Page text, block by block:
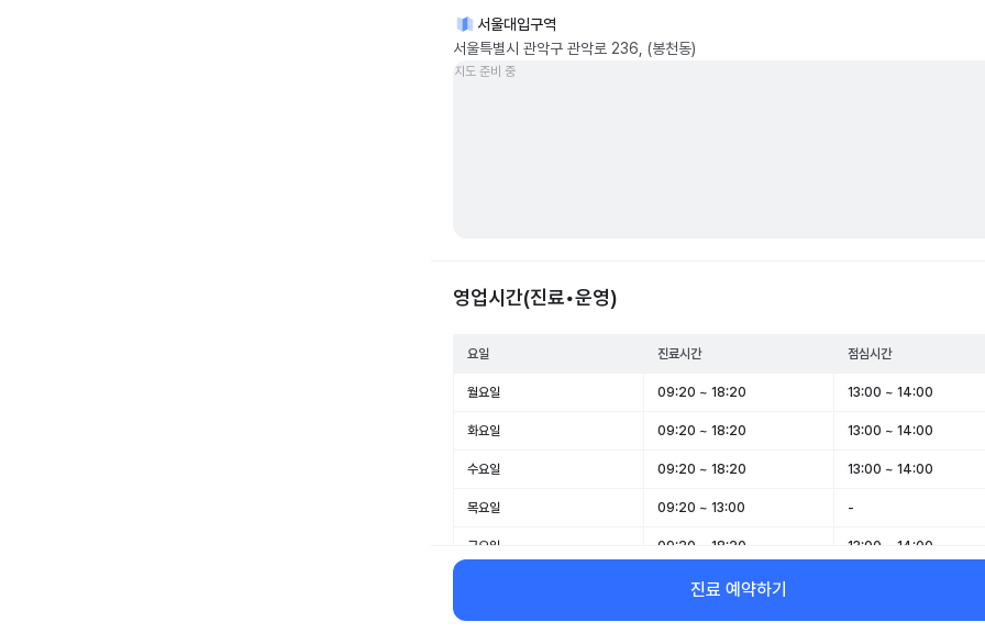
서울대입구역
서울특별시 관악구 관악로 236, (봉천동)
지도 준비 중
영업시간(진료•운영)
요일 진료시간 점심시간
월요일 09:20 ~ 18:20 13:00 ~ 14:00
화요일 09:20 ~ 18:20 13:00 ~ 14:00
수요일 09:20 ~ 18:20 13:00 ~ 14:00
목요일 09:20 ~ 13:00 -
금요일 09:20 ~ 18:20 13:00 ~ 14:00
09:20 ~ 13:00
일요일 휴무 -
진료 예약하기